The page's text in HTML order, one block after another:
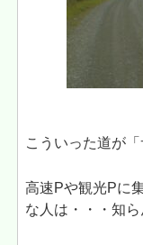
こういった道が
高速Pや観光Pに
な人は・・・知ら